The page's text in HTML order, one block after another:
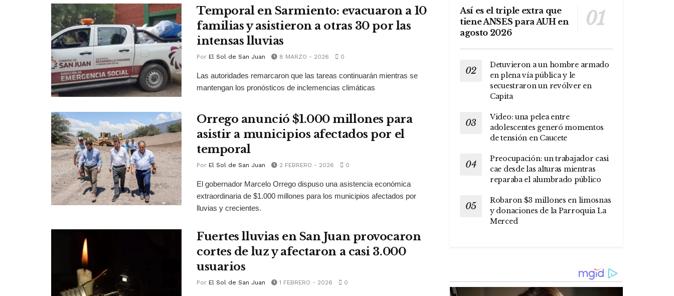
Temporal en Sarmiento: evacuaron a 10
familias y asistieron a otras 30 por las
intensas lluvias
Por El Sol de San Juan 8 MARZO - 2026 0
Las autoridades remarcaron que las tareas continuarán mientras se
mantengan los pronósticos de inclemencias climáticas
Orrego anunció $1.000 millones para
asistir a municipios afectados por el
temporal
Por El Sol de San Juan 2 FEBRERO - 2026 0
El gobernador Marcelo Orrego dispuso una asistencia económica
extraordinaria de $1.000 millones para los municipios afectados por
lluvias y crecientes.
Fuertes lluvias en San Juan provocaron
cortes de luz y afectaron a casi 3.000
usuarios
Por El Sol de San Juan 1 FEBRERO - 2026 0
Así es el triple extra que
tiene ANSES para AUH en
agosto 2026
Detuvieron a un hombre armado
en plena vía pública y le
secuestraron un revólver en
Capita
Video: una pelea entre
adolescentes generó momentos
de tensión en Caucete
Preocupación: un trabajador casi
cae desde las alturas mientras
reparaba el alumbrado público
Robaron $3 millones en limosnas
y donaciones de la Parroquia La
Merced